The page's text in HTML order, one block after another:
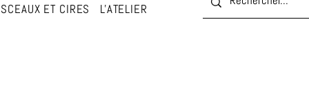
SCEAUX ET CIRES L'ATELIER